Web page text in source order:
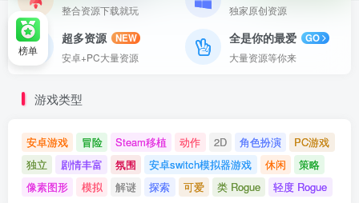
整合资源下载就玩 独家原创资源
超多资源
NEW
安卓+PC大量资源
全是你的最爱
GO
大量资源等你来
游戏类型
安卓游戏 冒险 Steam移植 动作 2D 角色扮演
PC游戏
独立
剧情丰富 氛围 安卓switch模拟器游戏 休闲
策略
像素图形
模拟 解谜 探索 可爱 类 Rogue 轻度 Rogue
榜单